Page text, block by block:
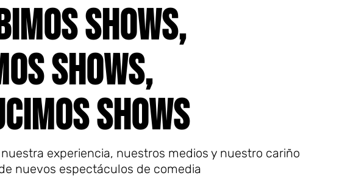
SHOWS,
SHOWS,
SHOWS
experiencia, nuestros medios y nuestro cariño
nuevos espectáculos de comedia